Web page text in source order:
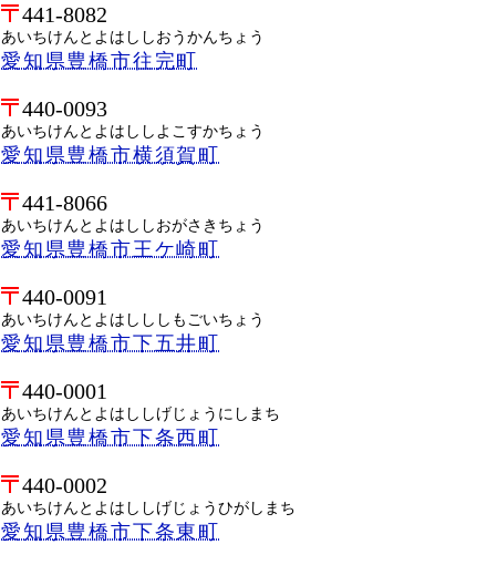
441-8082
あいちけんとよはししおうかんちょう
愛知県豊橋市往完町
440-0093
あいちけんとよはししよこすかちょう
愛知県豊橋市横須賀町
441-8066
あいちけんとよはししおがさきちょう
愛知県豊橋市王ケ崎町
440-0091
あいちけんとよはしししもごいちょう
愛知県豊橋市下五井町
440-0001
あいちけんとよはししげじょうにしまち
愛知県豊橋市下条西町
440-0002
あいちけんとよはししげじょうひがしまち
愛知県豊橋市下条東町